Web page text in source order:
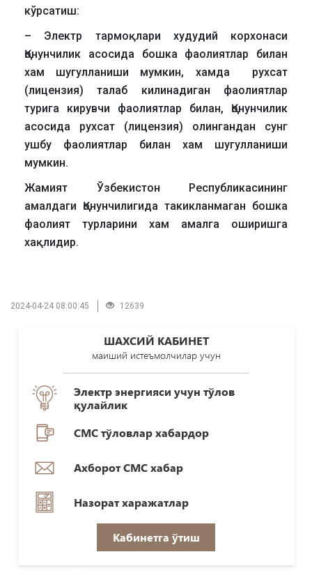
кўрсатиш:
– Электр тармоқлари худудий корхонаси
Қонунчилик асосида бошка фаолиятлар билан
хам шугулланиши мумкин, хамда рухсат
(лицензия) талаб килинадиган фаолиятлар
турига кирувчи фаолиятлар билан, Қонунчилик
асосида рухсат (лицензия) олингандан сунг
ушбу фаолиятлар билан хам шугулланиши
мумкин.
Жамият Ўзбекистон Республикасининг
амалдаги Қонунчилигида такикланмаган бошка
фаолият турларини хам амалга оширишга
хақлидир.
2024-04-24 08:00:45 12639
ШАХСИЙ КАБИНЕТ
маиший истеъмолчилар учун
Электр энергияси учун тўлов
қулайлик
СМС тўловлар хабардор
Ахборот СМС хабар
Назорат харажатлар
Кабинетга ўтиш